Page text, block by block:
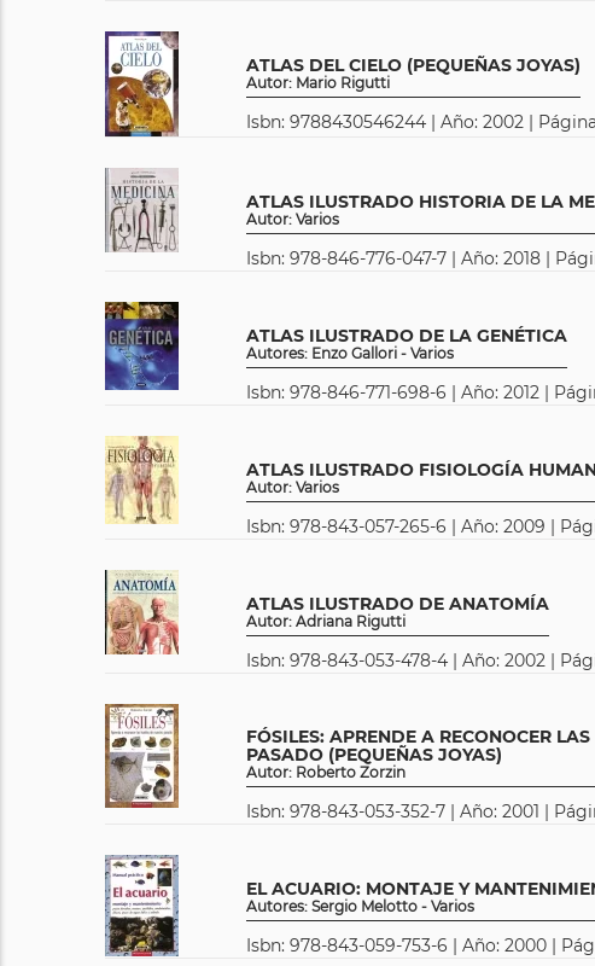
ATLAS DEL CIELO (PEQUEÑAS JOYAS)
Autor: Mario Rigutti
Isbn: 9788430546244 | Año: 2002 |
ATLAS ILUSTRADO HISTORIA DE LA
Autor: Varios
Isbn: 978-846-776-047-7 | Año: 2018 |
ATLAS ILUSTRADO DE LA GENÉTICA
Autores: Enzo Gallori - Varios
Isbn: 978-846-771-698-6 | Año: 2012 |
ATLAS ILUSTRADO FISIOLOGÍA
Autor: Varios
Isbn: 978-843-057-265-6 | Año: 2009 |
ATLAS ILUSTRADO DE ANATOMÍA
Autor: Adriana Rigutti
Isbn: 978-843-053-478-4 | Año: 2002 |
FÓSILES: APRENDE A RECONOCER
PASADO (PEQUEÑAS JOYAS)
Autor: Roberto Zorzin
Isbn: 978-843-053-352-7 | Año: 2001 |
EL ACUARIO: MONTAJE Y
Autores: Sergio Melotto - Varios
Isbn: 978-843-059-753-6 | Año: 2000 |